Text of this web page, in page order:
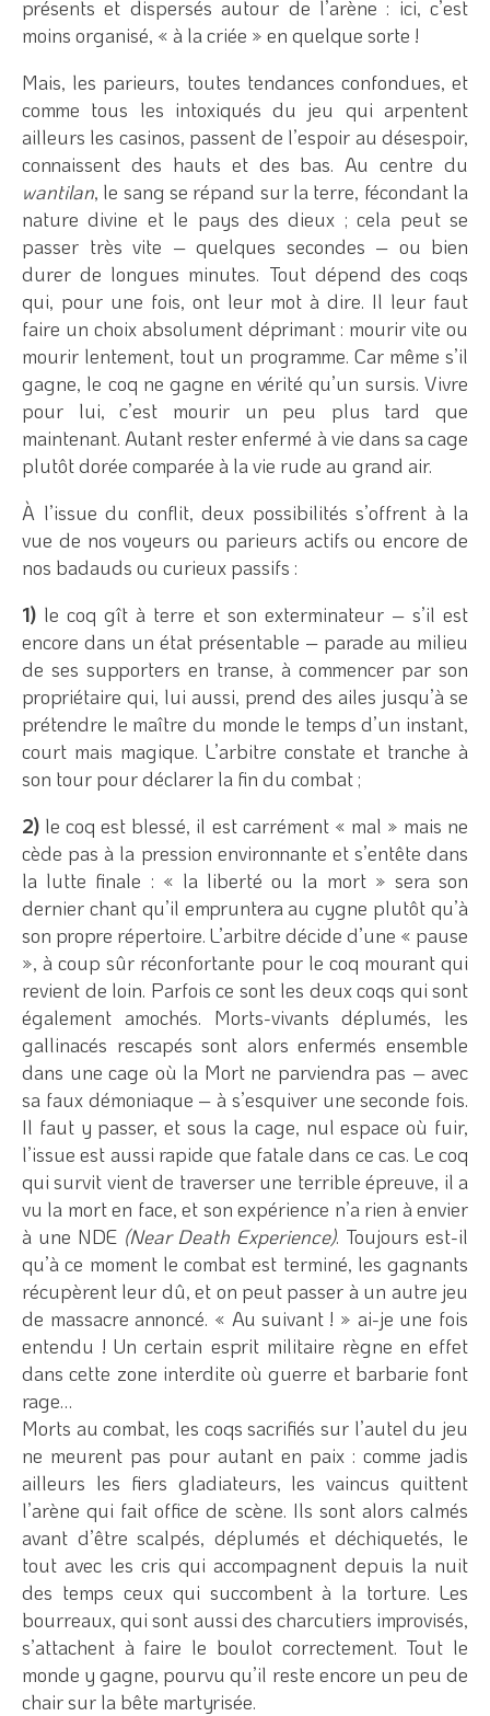
présents et dispersés autour de l’arène : ici, c’est
moins organisé, « à la criée » en quelque sorte !
Mais, les parieurs, toutes tendances confondues, et
comme tous les intoxiqués du jeu qui arpentent
ailleurs les casinos, passent de l’espoir au désespoir,
connaissent des hauts et des bas. Au centre du
wantilan, le sang se répand sur la terre, fécondant la
nature divine et le pays des dieux ; cela peut se
passer très vite – quelques secondes – ou bien
durer de longues minutes. Tout dépend des coqs
qui, pour une fois, ont leur mot à dire. Il leur faut
faire un choix absolument déprimant : mourir vite ou
mourir lentement, tout un programme. Car même s’il
gagne, le coq ne gagne en vérité qu’un sursis. Vivre
pour lui, c’est mourir un peu plus tard que
maintenant. Autant rester enfermé à vie dans sa cage
plutôt dorée comparée à la vie rude au grand air.
À l’issue du conflit, deux possibilités s’offrent à la
vue de nos voyeurs ou parieurs actifs ou encore de
nos badauds ou curieux passifs :
1) le coq gît à terre et son exterminateur – s’il est
encore dans un état présentable – parade au milieu
de ses supporters en transe, à commencer par son
propriétaire qui, lui aussi, prend des ailes jusqu’à se
prétendre le maître du monde le temps d’un instant,
court mais magique. L’arbitre constate et tranche à
son tour pour déclarer la fin du combat ;
2) le coq est blessé, il est carrément « mal » mais ne
cède pas à la pression environnante et s’entête dans
la lutte finale : « la liberté ou la mort » sera son
dernier chant qu’il empruntera au cygne plutôt qu’à
son propre répertoire. L’arbitre décide d’une « pause
», à coup sûr réconfortante pour le coq mourant qui
revient de loin. Parfois ce sont les deux coqs qui sont
également amochés. Morts-vivants déplumés, les
gallinacés rescapés sont alors enfermés ensemble
dans une cage où la Mort ne parviendra pas – avec
sa faux démoniaque – à s’esquiver une seconde fois.
Il faut y passer, et sous la cage, nul espace où fuir,
l’issue est aussi rapide que fatale dans ce cas. Le coq
qui survit vient de traverser une terrible épreuve, il a
vu la mort en face, et son expérience n’a rien à envier
à une NDE (Near Death Experience). Toujours est-il
qu’à ce moment le combat est terminé, les gagnants
récupèrent leur dû, et on peut passer à un autre jeu
de massacre annoncé. « Au suivant ! » ai-je une fois
entendu ! Un certain esprit militaire règne en effet
dans cette zone interdite où guerre et barbarie font
rage…
Morts au combat, les coqs sacrifiés sur l’autel du jeu
ne meurent pas pour autant en paix : comme jadis
ailleurs les fiers gladiateurs, les vaincus quittent
l’arène qui fait office de scène. Ils sont alors calmés
avant d’être scalpés, déplumés et déchiquetés, le
tout avec les cris qui accompagnent depuis la nuit
des temps ceux qui succombent à la torture. Les
bourreaux, qui sont aussi des charcutiers improvisés,
s’attachent à faire le boulot correctement. Tout le
monde y gagne, pourvu qu’il reste encore un peu de
chair sur la bête martyrisée.